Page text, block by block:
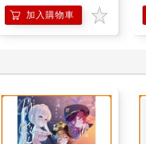
加入購物車